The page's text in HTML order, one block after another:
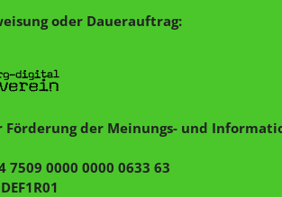
oder Dauerauftrag:
Förderung der Meinungs- und
7509 0000 0000 0633 63